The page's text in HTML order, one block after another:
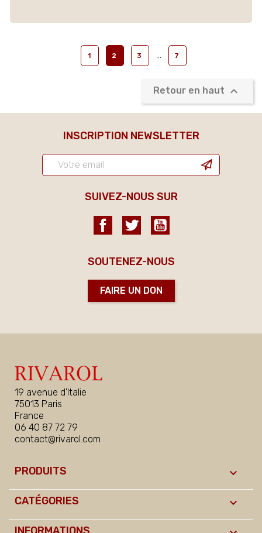
1 2 3 7
Retour en haut 
INSCRIPTION NEWSLETTER
SUIVEZ-NOUS SUR
FacebookTwitter
SOUTENEZ-NOUS
FAIRE UN DON
19 avenue d'Italie
75013 Paris
France
06 40 87 72 79
contact@rivarol.com
PRODUITS 
CATÉGORIES 